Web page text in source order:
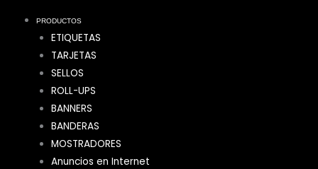
PRODUCTOS
ETIQUETAS
TARJETAS
SELLOS
ROLL-UPS
BANNERS
BANDERAS
MOSTRADORES
Anuncios en Internet